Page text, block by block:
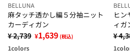
BELLUNA
麻タッチ透かし編５分袖ニット
カーディガン
¥ 2,739 ¥1,639 (税込)
1colors
ヒ
ィガ
¥
1